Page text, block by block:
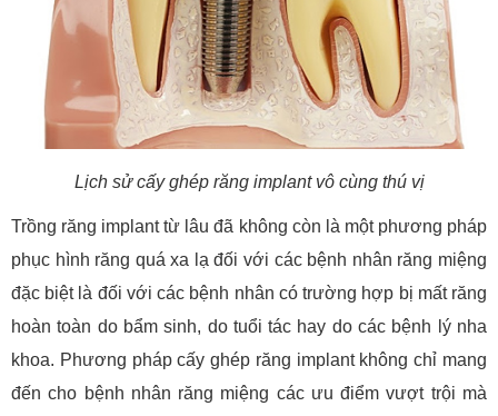
Lịch sử cấy ghép răng implant vô cùng thú vị
Trồng răng implant từ lâu đã không còn là một phương pháp
phục hình răng quá xa lạ đối với các bệnh nhân răng miệng
đặc biệt là đối với các bệnh nhân có trường hợp bị mất răng
hoàn toàn do bẩm sinh, do tuổi tác hay do các bệnh lý nha
khoa. Phương pháp cấy ghép răng implant không chỉ mang
đến cho bệnh nhân răng miệng các ưu điểm vượt trội mà